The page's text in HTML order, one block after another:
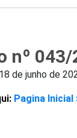
nº 043/
18 de junho de
Pagina Inicial